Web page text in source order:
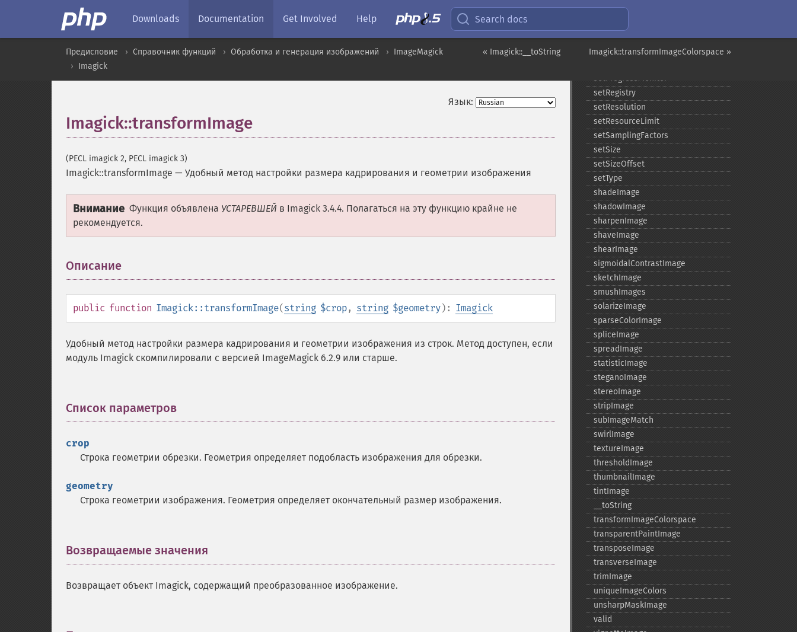
Downloads Documentation Get Involved Help Search docs
Imagick::transformImageColorspace »
« Imagick::__toString
Предисловие Справочник функций Обработка и генерация изображений
ImageMagick
Imagick
Язык:
Imagick::transformImage
(PECL imagick 2, PECL imagick 3)
Imagick::transformImage — Удобный метод настройки размера кадрирования и геометрии изображения
Внимание Функция объявлена УСТАРЕВШЕЙ в Imagick 3.4.4. Полагаться на эту функцию крайне не
рекомендуется.
Описание
public function Imagick::transformImage(string $crop, string $geometry): Imagick
Удобный метод настройки размера кадрирования и геометрии изображения из строк. Метод доступен, если
модуль Imagick скомпилировали с версией ImageMagick 6.2.9 или старше.
Список параметров
crop
Строка геометрии обрезки. Геометрия определяет подобласть изображения для обрезки.
geometry
Строка геометрии изображения. Геометрия определяет окончательный размер изображения.
Возвращаемые значения
Возвращает объект Imagick, содержащий преобразованное изображение.
setIteratorIndex
setOption
setPage
setProgressMonitor
setRegistry
setResolution
setResourceLimit
setSamplingFactors
setSize
setSizeOffset
setType
shadeImage
shadowImage
sharpenImage
shaveImage
shearImage
sigmoidalContrastImage
sketchImage
smushImages
solarizeImage
sparseColorImage
spliceImage
spreadImage
statisticImage
steganoImage
stereoImage
stripImage
subImageMatch
swirlImage
textureImage
thresholdImage
thumbnailImage
tintImage
_​_​toString
transformImageColorspace
transparentPaintImage
transposeImage
transverseImage
trimImage
uniqueImageColors
unsharpMaskImage
valid